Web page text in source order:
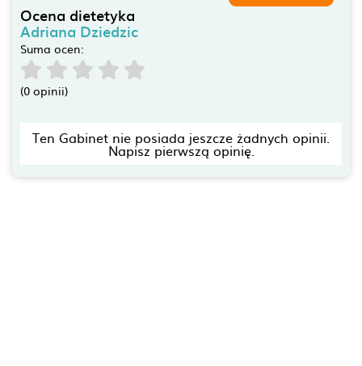
Ocena dietetyka
Adriana Dziedzic
Suma ocen:
(0 opinii)
Ten Gabinet nie posiada jeszcze żadnych opinii.
Napisz pierwszą opinię.